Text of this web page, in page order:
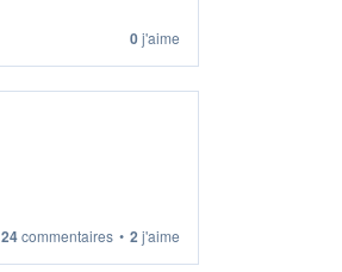
0j'aime
24commentaires • 2 j'aime